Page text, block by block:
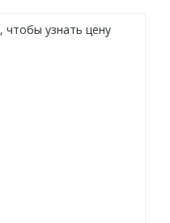
, чтобы узнать цену